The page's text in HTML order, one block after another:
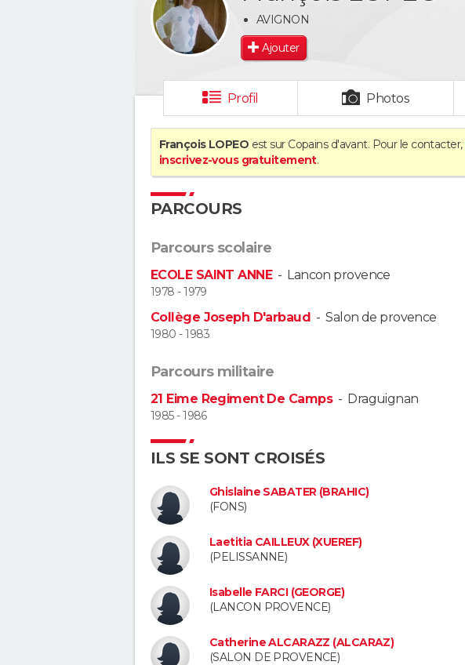
AVIGNON
Ajouter
Profil Photos
François LOPEO est sur Copains d'avant. Pour le contacter,
inscrivez-vous gratuitement.
PARCOURS
Parcours scolaire
ECOLE SAINT ANNE- Lancon provence
1978 - 1979
Collège Joseph D'arbaud -Salon de provence
1980 - 1983
Parcours militaire
21 Eime Regiment De Camps- Draguignan
1985 - 1986
ILS SE SONT CROISÉS
Ghislaine SABATER (BRAHIC)
(FONS)
Laetitia CAILLEUX (XUEREF)
(PELISSANNE)
Isabelle FARCI (GEORGE)
(LANCON PROVENCE)
Catherine ALCARAZZ (ALCARAZ)
(SALON DE PROVENCE)